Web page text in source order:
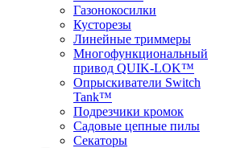
Газонокосилки
Кусторезы
Линейные триммеры
Многофункциональный
привод QUIK-LOK™
Опрыскиватели Switch
Tank™
Подрезчики кромок
Садовые цепные пилы
Секаторы